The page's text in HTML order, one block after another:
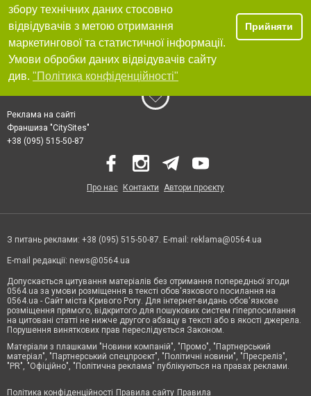
збору технічних даних стосовно
відвідувачів з метою отримання
маркетингової та статистичної інформації.
Умови обробки даних відвідувачів сайту
див. "Політика конфіденційності"
Прийняти
Реклама на сайті
Франшиза "CitySites"
+38 (095) 515-50-87
Про нас Контакти Автори проєкту
З питань реклами: +38 (095) 515-50-87. E-mail: reklama@0564.ua
E-mail редакції: news@0564.ua
Допускається цитування матеріалів без отримання попередньої згоди
0564.ua за умови розміщення в тексті обов'язкового посилання на
0564.ua - Сайт міста Кривого Рогу. Для інтернет-видань обов'язкове
розміщення прямого, відкритого для пошукових систем гіперпосилання
на цитовані статті не нижче другого абзацу в тексті або в якості джерела.
Порушення виняткових прав переслідується Законом.
Матеріали з плашками "Новини компаній", "Промо", "Партнерський
матеріал", "Партнерський спецпроєкт", "Політичні новини", "Пресреліз",
"PR", "Офіційно", "Політична реклама" публікуються на правах реклами.
Політика конфіденційності Правила сайту Правила